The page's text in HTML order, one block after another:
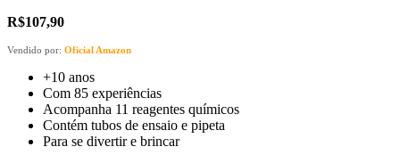
R$107,90
Vendido por: Oficial Amazon
+10 anos
Com 85 experiências
Acompanha 11 reagentes químicos
Contém tubos de ensaio e pipeta
Para se divertir e brincar